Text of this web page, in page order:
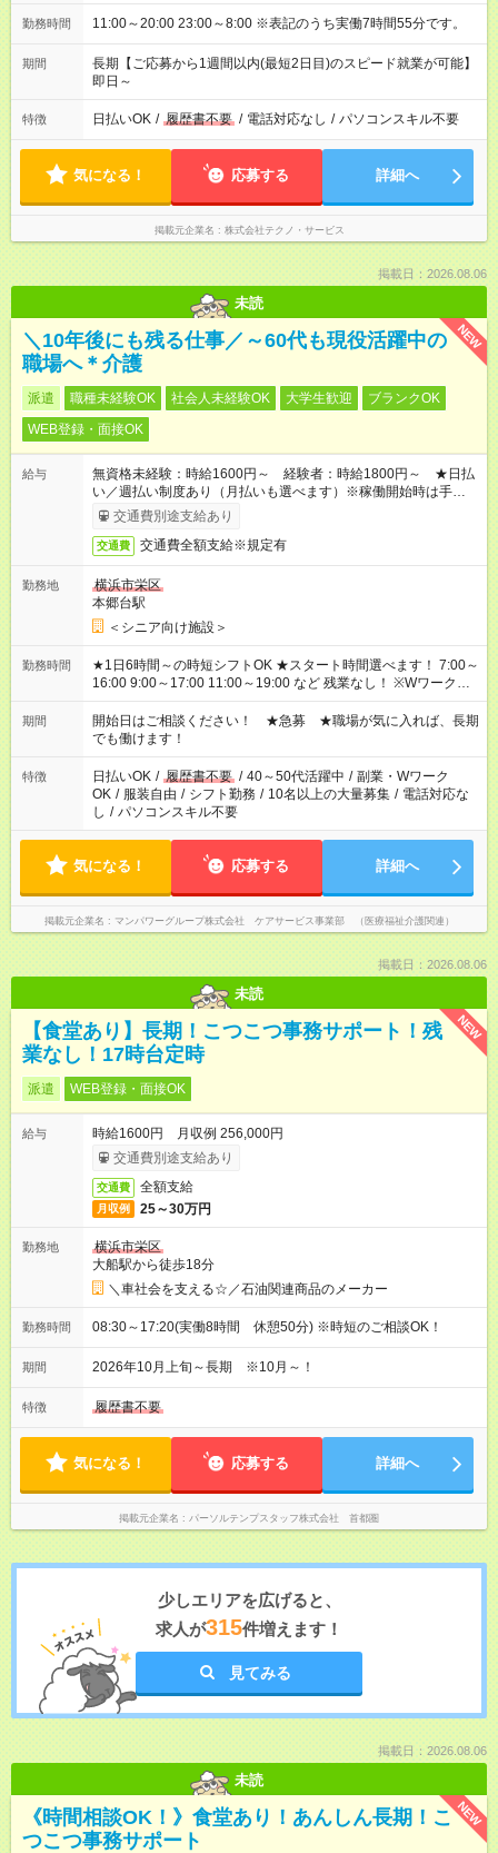
勤務時間 11:00～20:00 23:00～8:00 ※表記のうち実働7時間55分です。
期間
長期【ご応募から1週間以内(最短2日目)のスピード就業が可能】
即日～
特徴 日払いOK / 履歴書不要 / 電話対応なし / パソコンスキル不要
気になる！ 応募する 詳細へ
掲載元企業名 株式会社テクノ・サービス
掲載日：2026.08.06
未読
NEW
＼10年後にも残る仕事／～60代も現役活躍中の
職場へ＊介護
派遣 職種未経験OK 社会人未経験OK 大学生歓迎
ブランクOK
WEB登録・面接OK
給与
無資格未経験：時給1600円～ 経験者：時給1800円～ ★日払
い／週払い制度あり（月払いも選べます）※稼働開始時は手続き
完了次第のお支払いとなります。
交通費別途支給あり
交通費 交通費全額支給※規定有
勤務地
横浜市栄区
本郷台駅
＜シニア向け施設＞
勤務時間
★1日6時間～の時短シフトOK ★スタート時間選べます！ 7:00～
16:00 9:00～17:00 11:00～19:00 など 残業なし！ ※Wワークの
場合、他のお仕事と合わせ週40時間超の就業はご案内できませ
ん ※法令に基づき、週20時間以上勤務は社会保険への加入対象
となります ※労働者派遣法（日雇い派遣の原則禁止）により、
短時間・短期間の就業はご案内が難しい場合があります
期間
開始日はご相談ください！ ★急募 ★職場が気に入れば、長期
でも働けます！
特徴 日払いOK / 履歴書不要 / 40～50代活躍中 / 副業・Wワーク
OK / 服装自由 / シフト勤務 / 10名以上の大量募集 / 電話対応な
し / パソコンスキル不要
気になる！ 応募する 詳細へ
掲載元企業名 マンパワーグループ株式会社 ケアサービス事業部 （医療福祉介護関連）
掲載日：2026.08.06
未読
NEW
【食堂あり】長期！こつこつ事務サポート！残
業なし！17時台定時
派遣 WEB登録・面接OK
給与
時給1600円 月収例 256,000円
交通費別途支給あり
交通費 全額支給
月収例 25～30万円
勤務地
横浜市栄区
大船駅から徒歩18分
＼車社会を支える☆／石油関連商品のメーカー
勤務時間 08:30～17:20(実働8時間 休憩50分) ※時短のご相談OK！
期間 2026年10月上旬～長期 ※10月～！
特徴 履歴書不要
気になる！ 応募する 詳細へ
掲載元企業名 パーソルテンプスタッフ株式会社 首都圏
少しエリアを広げると、
求人が315件増えます！
見てみる
掲載日：2026.08.06
未読
NEW
《時間相談OK！》食堂あり！あんしん長期！こ
つこつ事務サポート